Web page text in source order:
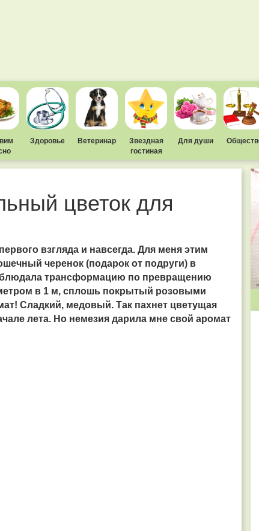
Здоровье Ветеринар
Звездная
гостиная
Для души
цветок для
взгляда и навсегда. Для меня этим
черенок (подарок от подруги) в
трансформацию по превращению
в 1 м, сплошь покрытый розовыми
Сладкий, медовый. Так пахнет цветущая
лета. Но немезия дарила мне свой аромат